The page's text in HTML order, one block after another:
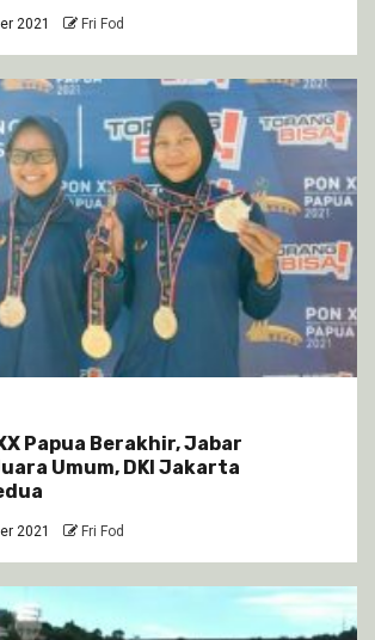
2021 Fri Fod
Papua Berakhir, Jabar
Umum, DKI Jakarta
2021 Fri Fod